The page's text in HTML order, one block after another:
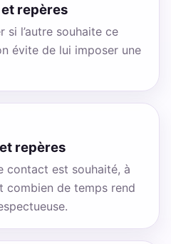
repères
si l’autre souhaite ce
évite de lui imposer une
repères
contact est souhaité, à
combien de temps rend